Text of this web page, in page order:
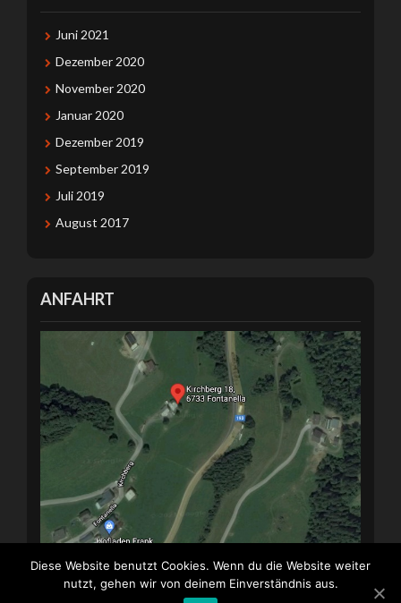
Juni 2021
Dezember 2020
November 2020
Januar 2020
Dezember 2019
September 2019
Juli 2019
August 2017
ANFAHRT
Diese Website benutzt Cookies. Wenn du die Website weiter
nutzt, gehen wir von deinem Einverständnis aus.